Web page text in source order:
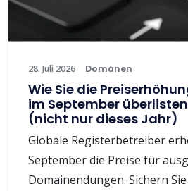
28. Juli 2026 Domänen
Wie Sie die
im September
(nicht nur dieses Jahr)
Globale Registerbetreiber
September die Preise für
Domainendungen. Sichern